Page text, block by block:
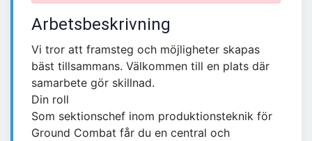
Arbetsbeskrivning
Vi tror att framsteg och möjligheter skapas
bäst tillsammans. Välkommen till en plats där
samarbete gör skillnad.
Din roll
Som sektionschef inom produktionsteknik för
Ground Combat får du en central och